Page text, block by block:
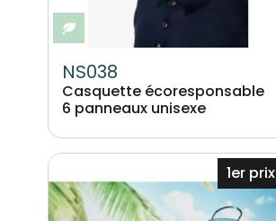
Eco-responsable
NS038
Casquette écoresponsable
6 panneaux unisexe
Image 1er prix